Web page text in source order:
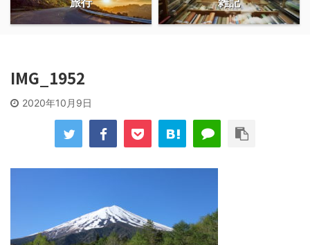
IMG_1952
2020年10月9日